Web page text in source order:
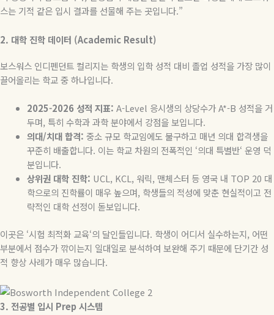
스는 기적 같은 입시 결과를 선물해 주는 곳입니다.”
2. 대학 진학 데이터 (Academic Result)
보스워스 인디펜던트 컬리지는 학생의 입학 성적 대비 졸업 성적을 가장 많이
끌어올리는 학교 중 하나입니다.
2025-2026 성적 지표: A-Level 응시생의 상당수가A*-B 성적을 거
두며, 특히 수학과 과학 분야에서 강점을 보입니다.
의대/치대 합격: 중소 규모 학교임에도 불구하고 매년 의대 합격생을
꾸준히 배출합니다. 이는 학교 차원의 전폭적인 ‘의대 특별반‘ 운영 덕
분입니다.
상위권 대학 진학: UCL, KCL, 워릭, 맨체스터 등 영국 내 TOP 20 대
학으로의 진학률이 매우 높으며, 학생들의 적성에 맞춘 현실적이고 전
략적인 대학 선정이 돋보입니다.
이곳은 ‘시험 최적화 교육‘의 달인들입니다. 학생이 어디서 실수하는지, 어떤
부분에서 점수가 깎이는지 일대일로 분석하여 보완해 주기 때문에 단기간 성
적 향상 사례가 매우 많습니다.
3. 전공별 입시 Prep 시스템